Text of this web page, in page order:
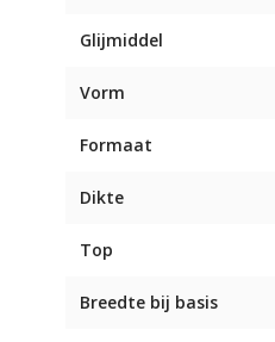
Glijmiddel
Vorm
Formaat
Dikte
Top
Breedte bij basis